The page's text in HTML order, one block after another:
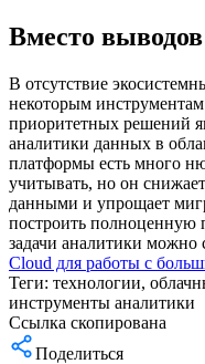
Вместо выводов
В отсутствие
некоторым
приоритетных решений
аналитики данных в
платформы есть много
учитывать, но он
данными и упрощает
построить полноценную
задачи аналитики
Cloud для работы с
Теги: технологии,
инструменты аналитики
Ссылка скопирована
Поделиться